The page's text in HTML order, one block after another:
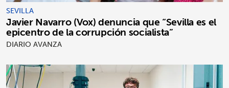
SEVILLA
Javier Navarro (Vox) denuncia que “Sevilla es el
epicentro de la corrupción socialista”
DIARIO AVANZA